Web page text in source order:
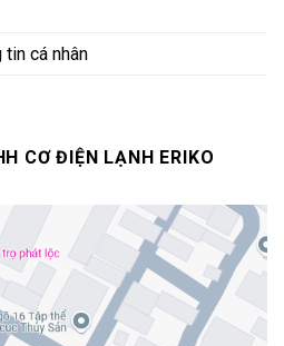
cá nhân
CƠ ĐIỆN LẠNH ERIKO